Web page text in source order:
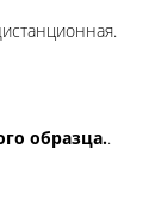
образца..